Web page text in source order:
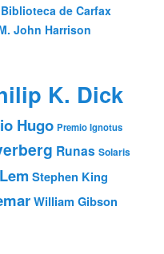
de Carfax
John Harrison
K. Dick
Hugo Premio Ignotus
Runas Solaris
Stephen King
William Gibson